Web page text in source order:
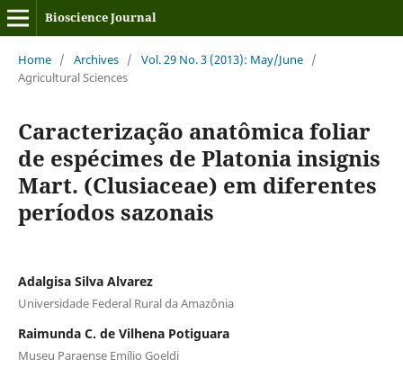
Bioscience Journal
Home / Archives / Vol. 29 No. 3 (2013): May/June /
Agricultural Sciences
Caracterização anatômica foliar
de espécimes de Platonia insignis
Mart. (Clusiaceae) em diferentes
períodos sazonais
Adalgisa Silva Alvarez
Universidade Federal Rural da Amazônia
Raimunda C. de Vilhena Potiguara
Museu Paraense Emílio Goeldi